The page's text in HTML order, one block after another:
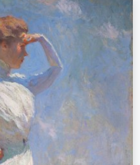
Décrivez la scène – ex. prairie verte,
abstrait avec beaucoup de rouge,
tableau sombre, nu debout près d'un
arbre.